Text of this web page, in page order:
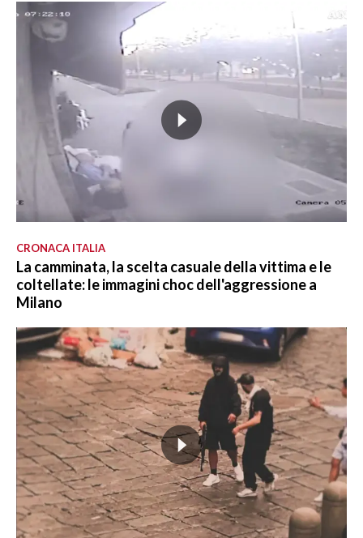
CRONACA ITALIA
La camminata, la scelta casuale della vittima e le
coltellate: le immagini choc dell'aggressione a
Milano